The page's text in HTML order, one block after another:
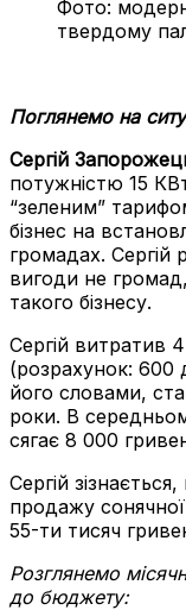
Фото:
твердому
Поглянемо на
Сергій
потужністю 15
“зеленим”
бізнес на
громадах. Сергій
вигоди не
такого бізнесу.
Сергій витратив
(розрахунок: 600
його словами,
роки. В
сягає 8 000
Сергій
продажу
55-ти тисяч
Розглянемо м
до бюджету: